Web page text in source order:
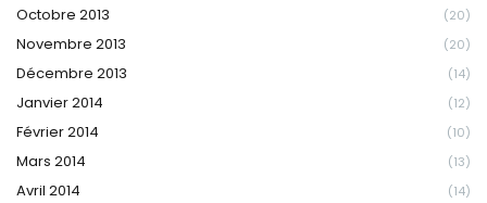
Octobre 2013 (20)
Novembre 2013 (20)
Décembre 2013 (14)
Janvier 2014 (12)
Février 2014 (10)
Mars 2014 (13)
Avril 2014 (14)